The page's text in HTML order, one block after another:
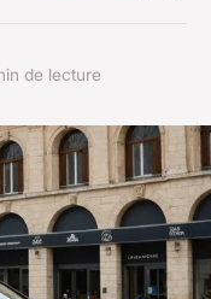
de lecture